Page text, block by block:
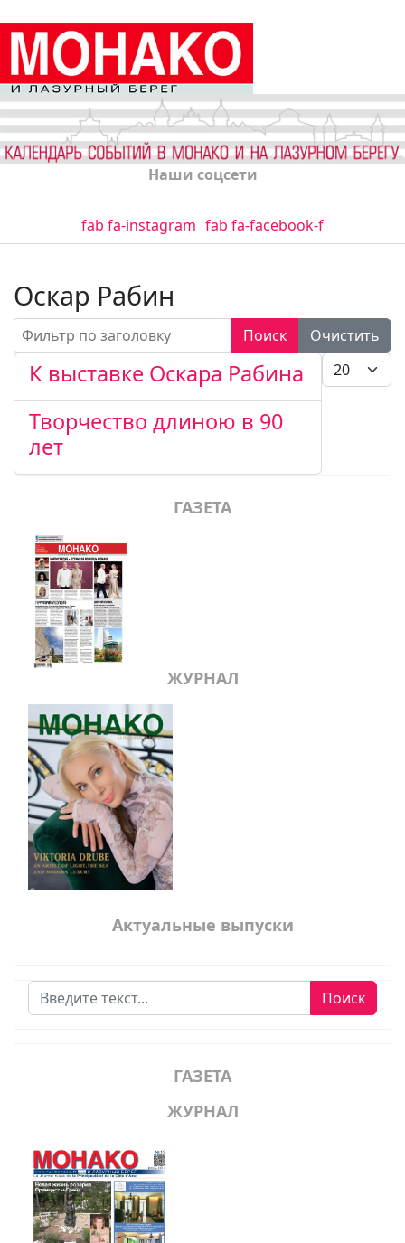
Наши соцсети
fab fa-instagram fab fa-facebook-f
Оскар Рабин
Фильтр по заголовку Поиск
Очистить
Кол-во
К выставке Оскара Рабина
Творчество длиною в 90
лет
ГАЗЕТА
ЖУРНАЛ
Актуальные выпуски
Поиск Поиск
ГАЗЕТА
ЖУРНАЛ